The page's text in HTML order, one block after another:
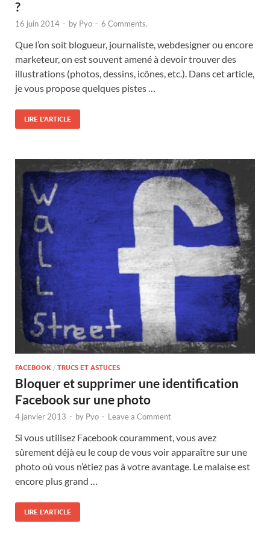
?
16 juin 2014 - by Pyo - 6 Comments.
Que l’on soit blogueur, journaliste, webdesigner ou encore
marketeur, on est souvent amené à devoir trouver des
illustrations (photos, dessins, icônes, etc.). Dans cet article,
je vous propose quelques pistes …
LIRE L'ARTICLE
FACEBOOK / TRUCS ET ASTUCES
Bloquer et supprimer une identification
Facebook sur une photo
4 janvier 2013 - by Pyo - Leave a Comment
Si vous utilisez Facebook couramment, vous avez
sûrement déjà eu le coup de vous voir apparaître sur une
photo où vous n’étiez pas à votre avantage. Le malaise est
encore plus grand …
LIRE L'ARTICLE